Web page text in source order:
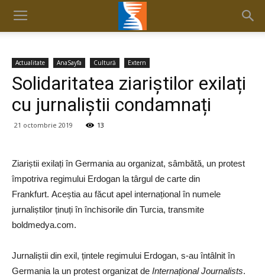
Actualitate AnaSayfa Cultură Extern
Solidaritatea ziariștilor exilați
cu jurnaliștii condamnați
21 octombrie 2019 13
Ziariștii exilați în Germania au organizat, sâmbătă, un protest
împotriva regimului Erdogan la târgul de carte din
Frankfurt. Aceștia au făcut apel internațional în numele
jurnaliștilor ținuți în închisorile din Turcia, transmite
boldmedya.com.
Jurnaliștii din exil, țintele regimului Erdogan, s-au întâlnit în
Germania la un protest organizat de Internațional Journalists.